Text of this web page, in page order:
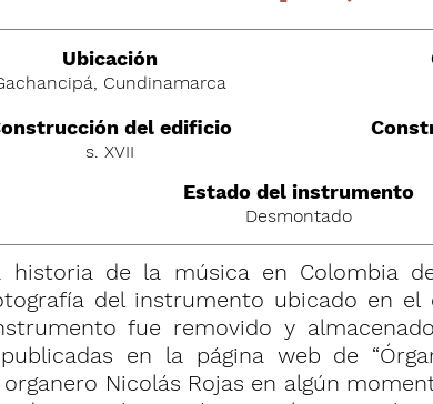
Ubicación
Cundinamarca
del edificio
s. XVII
Estado del instrumento
Desmontado
de la música en Colombia
del instrumento ubicado en
fue removido y
en la página web de
Nicolás Rojas en algún